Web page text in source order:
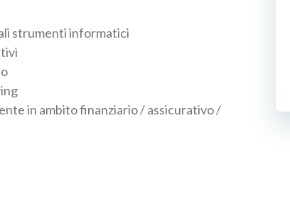
strumenti informatici
in ambito finanziario / assicurativo /